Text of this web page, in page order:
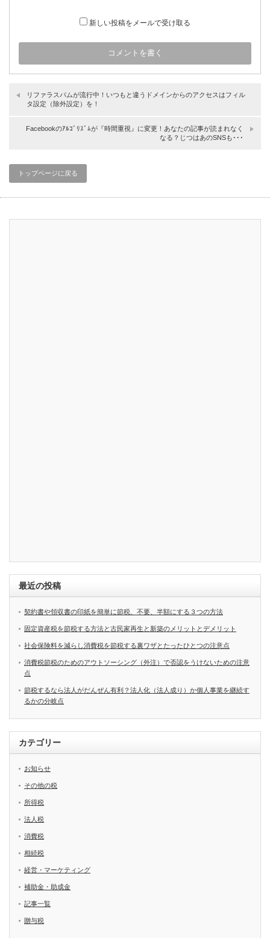
新しい投稿をメールで受け取る
リファラスパムが流行中！いつもと違うドメインからのアクセスはフィル
タ設定（除外設定）を！
Facebookのｱﾙｺﾞﾘｽﾞﾑが『時間重視』に変更！あなたの記事が読まれなく
なる？じつはあのSNSも･･･
トップページに戻る
最近の投稿
契約書や領収書の印紙を簡単に節税、不要、半額にする３つの方法
固定資産税を節税する方法と古民家再生と新築のメリットとデメリット
社会保険料を減らし消費税を節税する裏ワザとたったひとつの注意点
消費税節税のためのアウトソーシング（外注）で否認をうけないための注意
点
節税するなら法人がだんぜん有利？法人化（法人成り）か個人事業を継続す
るかの分岐点
カテゴリー
お知らせ
その他の税
所得税
法人税
消費税
相続税
経営・マーケティング
補助金・助成金
記事一覧
贈与税